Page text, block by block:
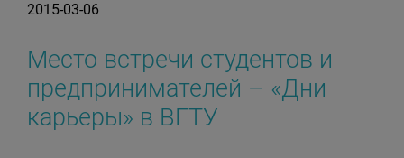
2015-03-06
Место встречи студентов и
предпринимателей – «Дни
карьеры» в ВГТУ